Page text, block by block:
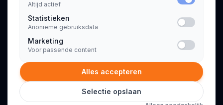
INFORMATIE
Algemene voorwaarden
Privacyverklaring
© 2026 Consultant.nl. Alle rechten voorbehouden.
Altijd actief
Statistieken
Anonieme gebruiksdata
Marketing
Voor passende content
Alles accepteren
Selectie opslaan